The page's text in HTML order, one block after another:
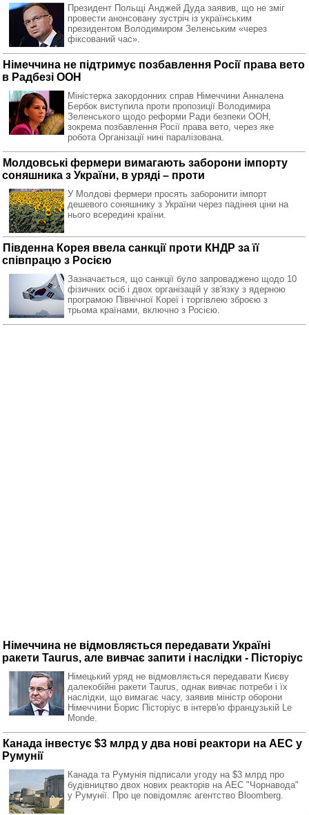
Президент Польщі Анджей Дуда заявив, що не зміг
провести анонсовану зустріч із українським
президентом Володимиром Зеленським «через
фіксований час».
Німеччина не підтримує позбавлення Росії права вето
в Радбезі ООН
Міністерка закордонних справ Німеччини Анналена
Бербок виступила проти пропозиції Володимира
Зеленського щодо реформи Ради безпеки ООН,
зокрема позбавлення Росії права вето, через яке
робота Організації нині паралізована.
Молдовські фермери вимагають заборони імпорту
соняшника з України, в уряді – проти
У Молдові фермери просять заборонити імпорт
дешевого соняшнику з України через падіння ціни на
нього всередині країни.
Південна Корея ввела санкції проти КНДР за її
співпрацю з Росією
Зазначається, що санкції було запроваджено щодо 10
фізичних осіб і двох організацій у зв'язку з ядерною
програмою Північної Кореї і торгівлею зброєю з
трьома країнами, включно з Росією.
Німеччина не відмовляється передавати Україні
ракети Taurus, але вивчає запити і наслідки - Пісторіус
Німецький уряд не відмовляється передавати Києву
далекобійні ракети Taurus, однак вивчає потреби і їх
наслідки, що вимагає часу, заявив міністр оборони
Німеччини Борис Пісторіус в інтерв'ю французькій Le
Monde.
Канада інвестує $3 млрд у два нові реактори на АЕС у
Румунії
Канада та Румунія підписали угоду на $3 млрд про
будівництво двох нових реакторів на АЕС "Чорнавода"
у Румунії. Про це повідомляє агентство Bloomberg.